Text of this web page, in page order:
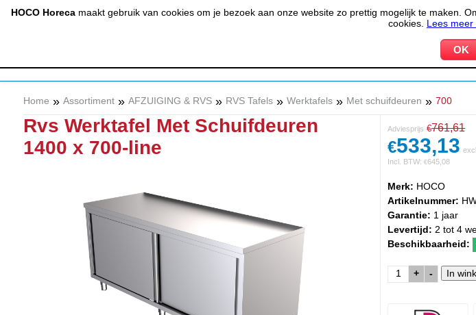
HOCO Horecamaakt gebruik van cookies om je bezoek aan onze website zo prettig mogelijk te maken.
cookies. Lees
(020) 497 6325 info@hocohoreca.nl
KOELEN &
Home » Assortiment » AFZUIGING & RVS » RVS Tafels » Werktafels » Met schuifdeuren » 700
Rvs Werktafel Met Schuifdeuren
1400 x 700-line
Adviesprijs €761,61
€533,13
Incl. BTW:€645,08
Merk: HOCO
Artikelnummer:
Garantie: 1 jaar
Levertijd: 2 tot 4
Beschikbaarheid:
+ -